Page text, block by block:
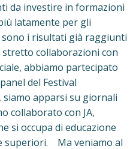
da investire in formazioni
latamente per gli
i risultati già raggiunti
collaborazioni con
abbiamo partecipato
del Festival
siamo apparsi su giornali
collaborato con JA,
si occupa di educazione
superiori. Ma veniamo al